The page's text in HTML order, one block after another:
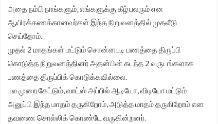
அதை நம்பி நாங்களும், எங்களுக்கு கீழ் பலரும் என
ஆயிரக்கணக்கானவர்கள் இந்த நிறுவனத்தில் முதலீடு
செய்தோம்.
முதல் 2 மாதங்கள் மட்டும் சொன்னபடி பணத்தை திருப்பி
கொடுத்த நிறுவனத்தினர் அதன்பின் கடந்த 2 வருடங்களாக
பணத்தை திருப்பிக் கொடுக்கவில்லை.
பல முறை கேட்டும், வாட்ஸ் அப்பில் ஆடியோ, விடியோ மட்டும்
அனுப்பி இந்த மாதம் தருகிறோம், அடுத்த மாதம் தருகிறோம் என
தவணை சொல்லிக் கொண்டே வருகின்றனர்.